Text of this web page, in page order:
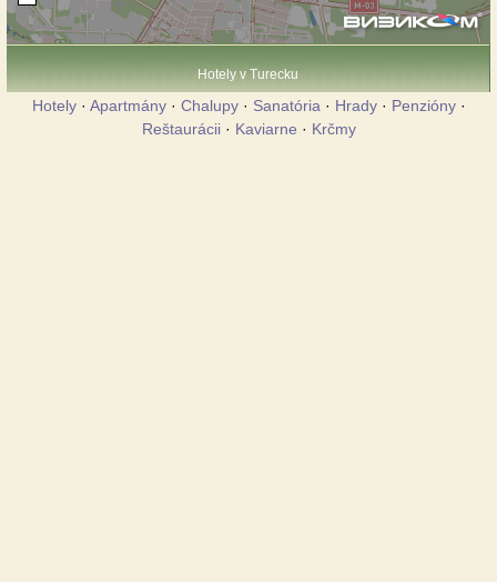
Hotely v Turecku
Hotely· Apartmány· Chalupy· Sanatória · Hrady· Penzióny·
Reštaurácii· Kaviarne · Krčmy